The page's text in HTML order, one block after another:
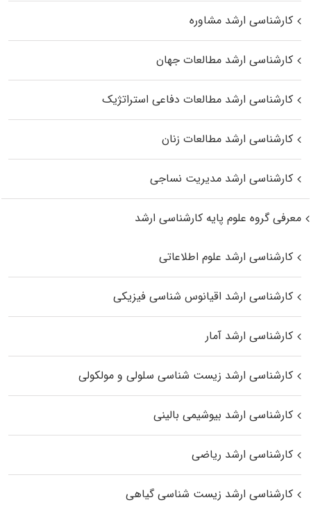
کارشناسی ارشد مشاوره
کارشناسی ارشد مطالعات جهان
کارشناسی ارشد مطالعات دفاعی استراتژیک
کارشناسی ارشد مطالعات زنان
کارشناسی ارشد مدیریت نساجی
معرفی گروه علوم پایه کارشناسی ارشد
کارشناسی ارشد علوم اطلاعاتی
کارشناسی ارشد اقیانوس‌ شناسی فیزیکی
کارشناسی ارشد آمار
کارشناسی ارشد زیست شناسی سلولی و مولکولی
کارشناسی ارشد بیوشیمی بالینی
کارشناسی ارشد ریاضی
کارشناسی ارشد زیست‌ شناسی گیاهی